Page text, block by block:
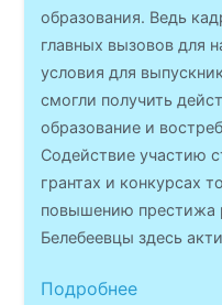
образования. Ведь
главных вызовов для
условия для
смогли получить
образование и
Содействие участию
грантах и конкурсах
повышению престижа
Белебеевцы здесь
Подробнее